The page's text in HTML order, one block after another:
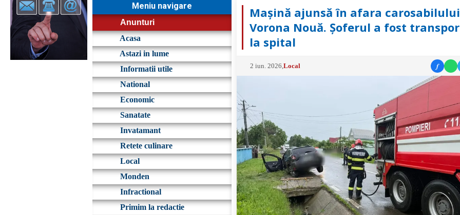
Meniu navigare
Anunturi
Acasa
Astazi in lume
Informatii utile
National
Economic
Sanatate
Invatamant
Retete culinare
Local
Monden
Infractional
Primim la redactie
Mașină ajunsă în afara
Vorona Nouă. Șoferul a fost
la spital
2 iun. 2026 ,Local f